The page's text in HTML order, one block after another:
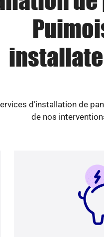
d’installation de
de nos